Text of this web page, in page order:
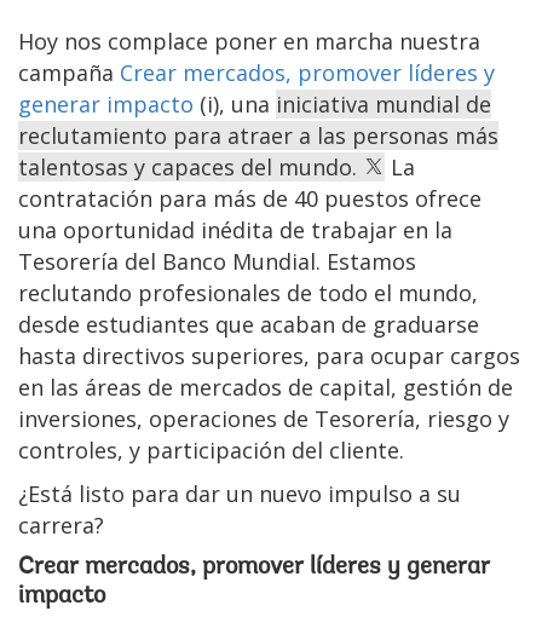
Hoy nos complace poner en marcha nuestra
campaña Crear mercados, promover líderes y
generar impacto (i), una iniciativa mundial de
reclutamiento para atraer a las personas más
talentosas y capaces del mundo.
La
contratación para más de 40 puestos ofrece
una oportunidad inédita de trabajar en la
Tesorería del Banco Mundial. Estamos
reclutando profesionales de todo el mundo,
desde estudiantes que acaban de graduarse
hasta directivos superiores, para ocupar cargos
en las áreas de mercados de capital, gestión de
inversiones, operaciones de Tesorería, riesgo y
controles, y participación del cliente.
¿Está listo para dar un nuevo impulso a su
carrera?
Crear mercados, promover líderes y generar
impacto